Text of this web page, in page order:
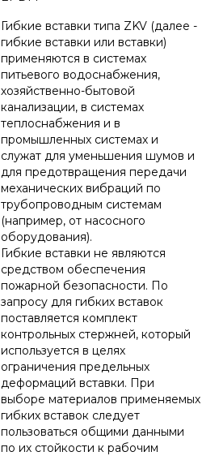
Гибкие вставки типа ZKV (далее -
гибкие вставки или вставки)
применяются в системах
питьевого водоснабжения,
хозяйственно-бытовой
канализации, в системах
теплоснабжения и в
промышленных системах и
служат для уменьшения шумов и
для предотвращения передачи
механических вибраций по
трубопроводным системам
(например, от насосного
оборудования).
Гибкие вставки не являются
средством обеспечения
пожарной безопасности. По
запросу для гибких вставок
поставляется комплект
контрольных стержней, который
используется в целях
ограничения предельных
деформаций вставки. При
выборе материалов применяемых
гибких вставок следует
пользоваться общими данными
по их стойкости к рабочим